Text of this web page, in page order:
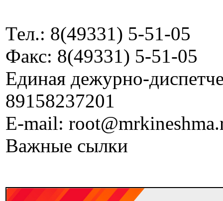
Тел.: 8(49331) 5-51-05
Факс: 8(49331) 5-51-05
Единая дежурно-
89158237201
E-mail:
Важные сылки